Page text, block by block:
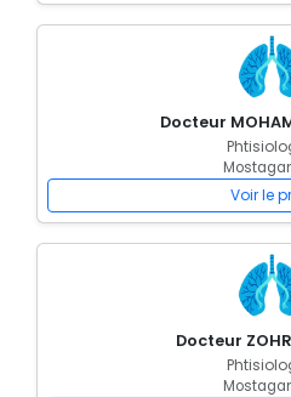
Docteur
Voir le
Docteur